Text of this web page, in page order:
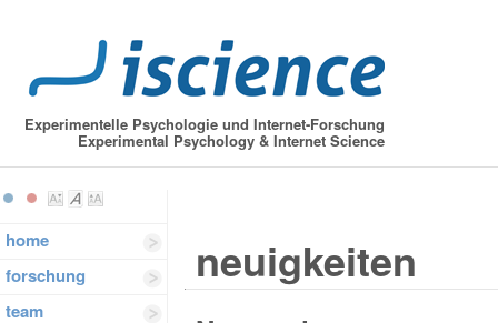
Experimentelle Psychologie und Internet-Forschung
Experimental Psychology & Internet Science
home
forschung
team
neuigkeiten